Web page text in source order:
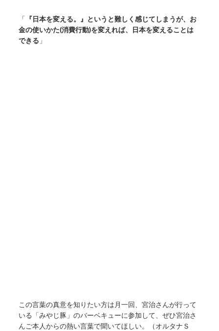
「 『日本を変える。』というと難しく感じてしまうが、お
金の使いかた(消費行動)を変えれば、日本を変えることは
できる 」
この言葉の真意を知りたい方は月一回、宮治さんが行って
いる「みやじ豚」のバーベキューに参加して、ぜひ宮治さ
んご本人からの熱い言葉で聞いてほしい。（オルタナＳ